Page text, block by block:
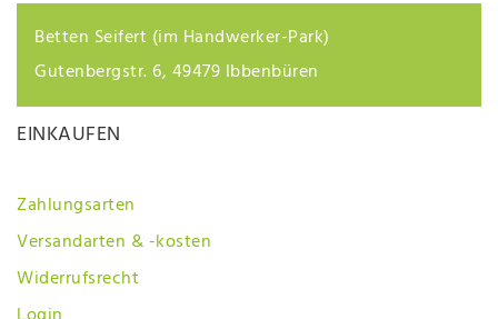
Betten Seifert (im Handwerker-Park)
Gutenbergstr. 6, 49479 Ibbenbüren
EINKAUFEN
Zahlungsarten
Versandarten & -kosten
Widerrufsrecht